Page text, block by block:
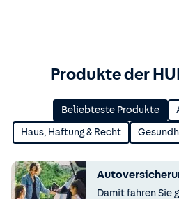
Produkte der
Beliebteste Produkte
Haus, Haftung & Recht
Damit fahren Sie